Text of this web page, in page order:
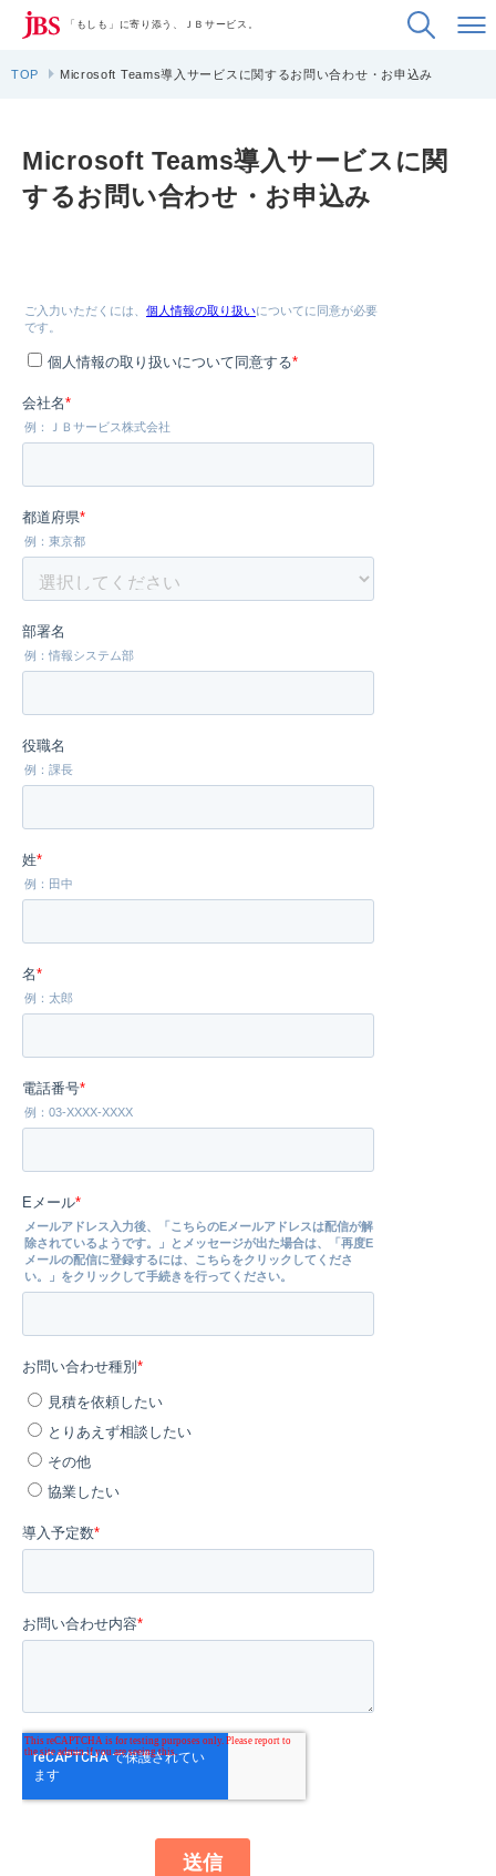
「もしも」に寄り添う、ＪＢサービス。
TOP Microsoft Teams導入サービスに関するお問い合わせ・お申込み
Microsoft Teams導入サービスに関
するお問い合わせ・お申込み